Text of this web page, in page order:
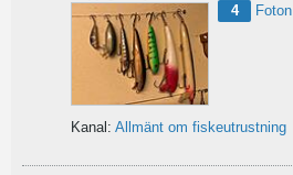
4
Foton
Kanal: Allmänt om fiskeutrustning